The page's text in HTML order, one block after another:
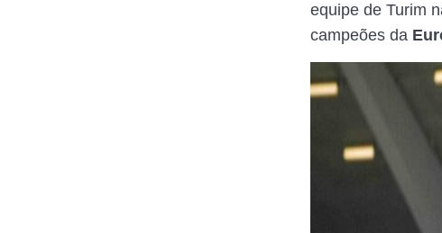
equipe de Turim
campeões da